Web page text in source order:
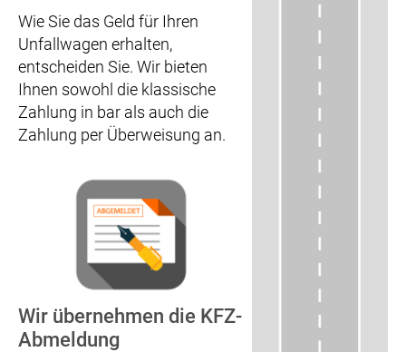
Wie Sie das Geld für Ihren
Unfallwagen erhalten,
entscheiden Sie. Wir bieten
Ihnen sowohl die klassische
Zahlung in bar als auch die
Zahlung per Überweisung an.
Wir übernehmen die KFZ-
Abmeldung